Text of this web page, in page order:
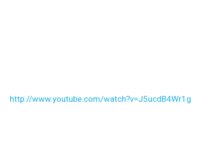
http://www.youtube.com/watch?v=J5ucdB4Wr1g